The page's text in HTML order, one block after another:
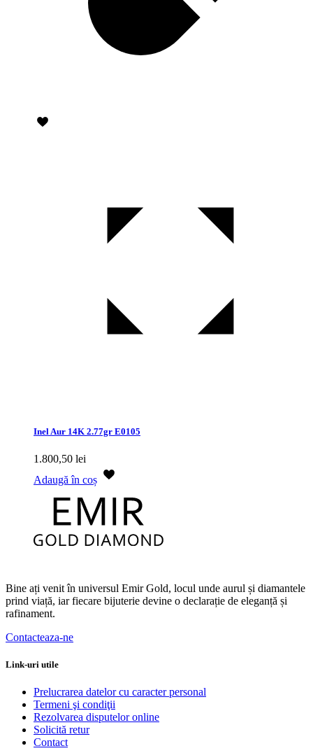
Inel Aur 14K 2.77gr E0105
1.800,50 lei
Adaugă în coș
Bine ați venit în universul Emir Gold, locul unde aurul și diamantele
prind viață, iar fiecare bijuterie devine o declarație de eleganță și
rafinament.
Contacteaza-ne
Link-uri utile
Prelucrarea datelor cu caracter personal
Termeni şi condiţii
Rezolvarea disputelor online
Solicită retur
Contact